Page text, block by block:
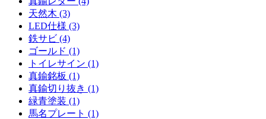
天然木 (3)
LED仕様 (3)
鉄サビ (4)
ゴールド (1)
トイレサイン (1)
真鍮銘板 (1)
真鍮切り抜き (1)
緑青塗装 (1)
馬名プレート (1)